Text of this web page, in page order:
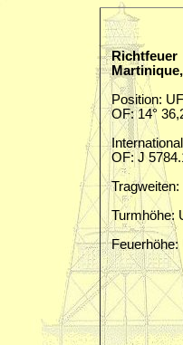
Position:
OF: 14°
OF: J
Turmhöhe: